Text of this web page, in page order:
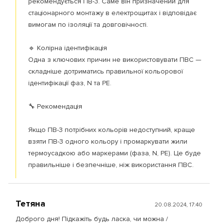
стаціонарного монтажу в електрощитах і відповідає
вимогам по ізоляції та довговічності.
🔹 Колірна ідентифікація
Одна з ключових причин не використовувати ПВС —
складніше дотриматись правильної кольорової
ідентифікації фаз, N та PE.
🔧 Рекомендація
Якщо ПВ-3 потрібних кольорів недоступний, краще
взяти ПВ-3 одного кольору і промаркувати жили
термоусадкою або маркерами (фаза, N, PE). Це буде
правильніше і безпечніше, ніж використання ПВС.
Тетяна 20.08.2024, 17:40
Доброго дня! Підкажіть будь ласка, чи можна /